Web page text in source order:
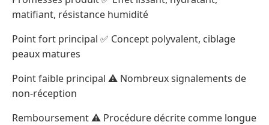
matifiant, résistance humidité
Point fort principal ✅ Concept polyvalent, ciblage
peaux matures
Point faible principal ⚠️ Nombreux signalements de
non-réception
Remboursement ⚠️ Procédure décrite comme longue